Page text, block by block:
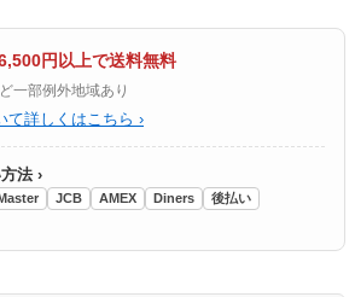
円以上で送料無料
一部例外地域あり
て詳しくはこちら ›
法 ›
Master JCB AMEX Diners
後払い